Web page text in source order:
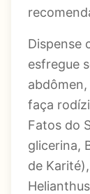
Dispense
esfregue
faça
Fatos do
glicerina,
de